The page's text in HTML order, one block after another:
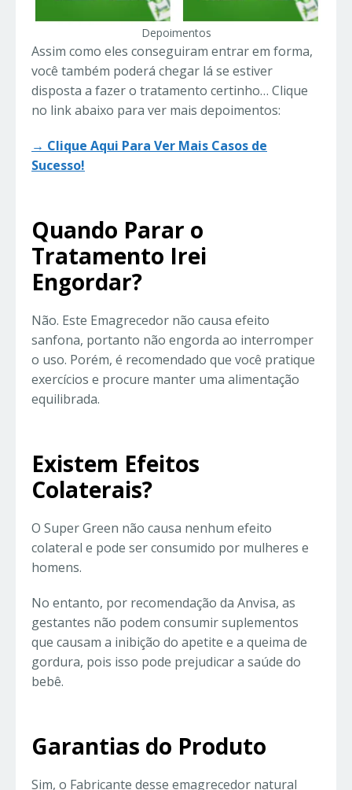
Depoimentos
Assim como eles conseguiram entrar em forma,
você também poderá chegar lá se estiver
disposta a fazer o tratamento certinho… Clique
no link abaixo para ver mais depoimentos:
→ Clique Aqui Para Ver Mais Casos de
Sucesso!
Quando Parar o
Tratamento Irei
Engordar?
Não. Este Emagrecedor não causa efeito
sanfona, portanto não engorda ao interromper
o uso. Porém, é recomendado que você pratique
exercícios e procure manter uma alimentação
equilibrada.
Existem Efeitos
Colaterais?
O Super Green não causa nenhum efeito
colateral e pode ser consumido por mulheres e
homens.
No entanto, por recomendação da Anvisa, as
gestantes não podem consumir suplementos
que causam a inibição do apetite e a queima de
gordura, pois isso pode prejudicar a saúde do
bebê.
Garantias do Produto
Sim, o Fabricante desse emagrecedor natural